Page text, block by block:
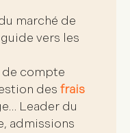
marché de
vers les
de compte
des frais
Leader du
admissions